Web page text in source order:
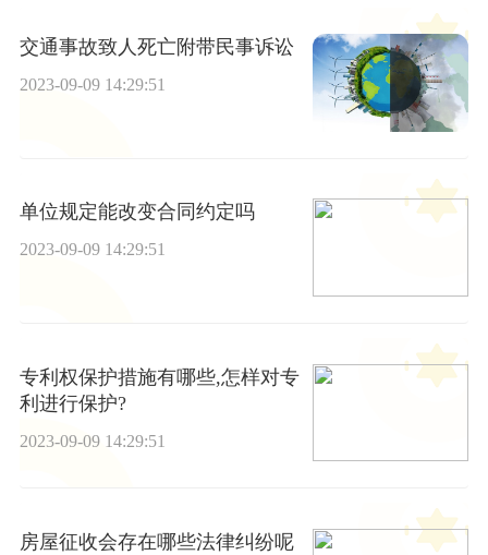
交通事故致人死亡附带民事诉讼
2023-09-09 14:29:51
单位规定能改变合同约定吗
2023-09-09 14:29:51
专利权保护措施有哪些,怎样对专
利进行保护?
2023-09-09 14:29:51
房屋征收会存在哪些法律纠纷呢